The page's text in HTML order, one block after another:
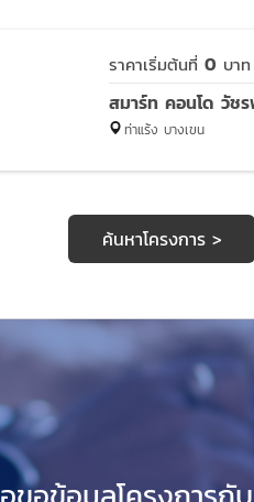
ราคาเริ่มต้นที่ 0 บาท
สมาร์ท คอนโด วัช
ท่าแร้ง บางเขน
ค้นหาโครงการ >